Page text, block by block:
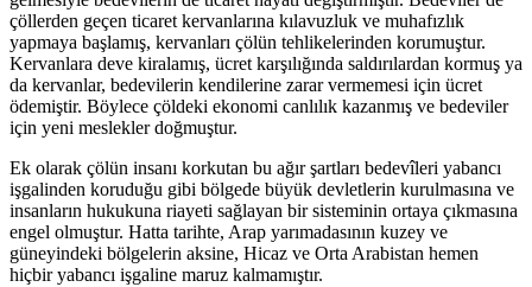
çöllerden geçen ticaret kervanlarına kılavuzluk ve muhafızlık
yapmaya başlamış, kervanları çölün tehlikelerinden korumuştur.
Kervanlara deve kiralamış, ücret karşılığında saldırılardan kormuş ya
da kervanlar, bedevilerin kendilerine zarar vermemesi için ücret
ödemiştir. Böylece çöldeki ekonomi canlılık kazanmış ve bedeviler
için yeni meslekler doğmuştur.
Ek olarak çölün insanı korkutan bu ağır şartları bedevîleri yabancı
işgalinden koruduğu gibi bölgede büyük devletlerin kurulmasına ve
insanların hukukuna riayeti sağlayan bir sisteminin ortaya çıkmasına
engel olmuştur. Hatta tarihte, Arap yarımadasının kuzey ve
güneyindeki bölgelerin aksine, Hicaz ve Orta Arabistan hemen
hiçbir yabancı işgaline maruz kalmamıştır.